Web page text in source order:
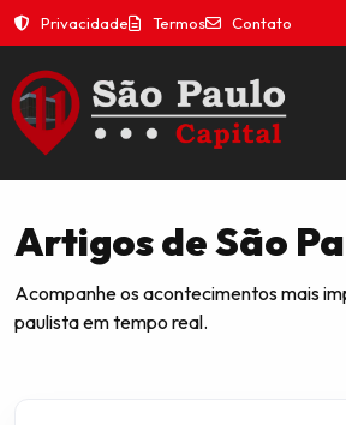
Privacidade Termos Contato
Artigos de São
Acompanhe os acontecimentos mais
paulista em tempo real.